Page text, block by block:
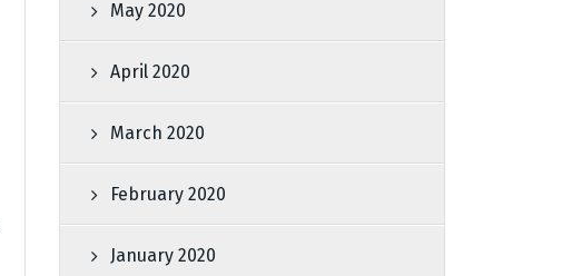
May 2020
April 2020
March 2020
February 2020
January 2020